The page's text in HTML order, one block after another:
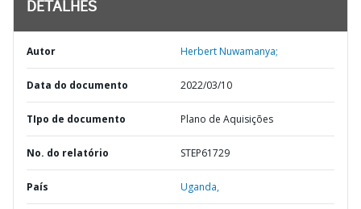
DETALHES
Autor Herbert Nuwamanya;
Data do documento 2022/03/10
TIpo de documento Plano de Aquisições
No. do relatório STEP61729
País Uganda,